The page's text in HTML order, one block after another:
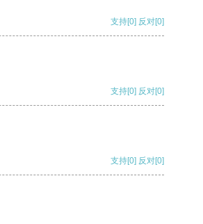
支持[0] 反对[0]
支持[0] 反对[0]
支持[0] 反对[0]